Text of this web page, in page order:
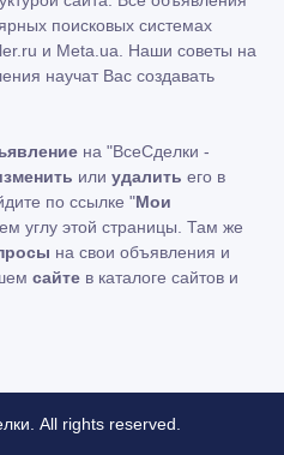
поисковых системах
и Meta.ua. Наши советы на
научат Вас создавать
на "ВсеСделки -
или удалить его в
по ссылке "Мои
углу этой страницы. Там же
на свои объявления и
сайте в каталоге сайтов и
All rights reserved.